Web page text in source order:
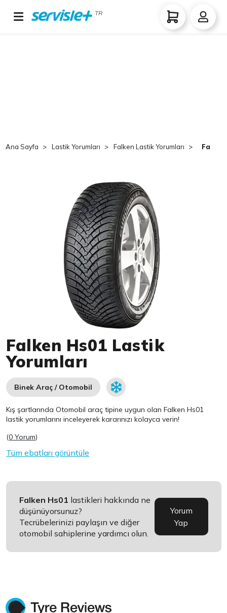
TR
Ana Sayfa Lastik Yorumları Falken Lastik Yorumları Falken
Falken Hs01 Lastik
Yorumları
Binek Araç / Otomobil
Kış şartlarında Otomobil araç tipine uygun olanFalken Hs01
lastik yorumlarını inceleyerek kararınızı kolayca verin!
(0 Yorum)
Tüm ebatları görüntüle
Falken Hs01 lastikleri hakkında ne
düşünüyorsunuz?
Tecrübelerinizi paylaşın ve diğer
otomobil sahiplerine yardımcı olun.
Yorum
Yap